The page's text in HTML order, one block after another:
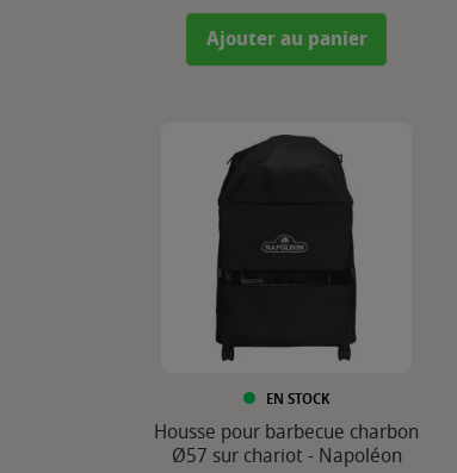
Ajouter au panier
EN STOCK
Housse pour barbecue charbon
Ø57 sur chariot - Napoléon